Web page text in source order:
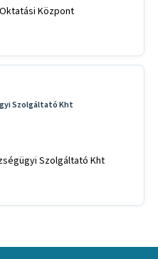
Központ
Szolgáltató Kht
Szolgáltató Kht